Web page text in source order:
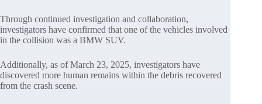
Through continued investigation and collaboration,
investigators have confirmed that one of the vehicles involved
in the collision was a BMW SUV.
Additionally, as of March 23, 2025, investigators have
discovered more human remains within the debris recovered
from the crash scene.